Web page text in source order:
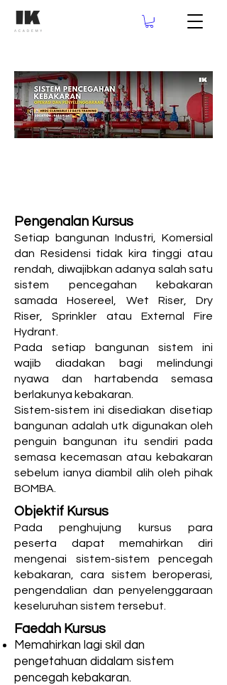
Pengenalan Kursus
Setiap bangunan Industri, Komersial
dan Residensi tidak kira tinggi atau
rendah, diwajibkan adanya salah satu
sistem pencegahan kebakaran
samada Hosereel, Wet Riser, Dry
Riser, Sprinkler atau External Fire
Hydrant.
Pada setiap bangunan sistem ini
wajib diadakan bagi melindungi
nyawa dan hartabenda semasa
berlakunya kebakaran.
Sistem-sistem ini disediakan disetiap
bangunan adalah utk digunakan oleh
penguin bangunan itu sendiri pada
semasa kecemasan atau kebakaran
sebelum ianya diambil alih oleh pihak
BOMBA.
Objektif Kursus
Pada penghujung kursus para
peserta dapat memahirkan diri
mengenai sistem-sistem pencegah
kebakaran, cara sistem beroperasi,
pengendalian dan penyelenggaraan
keseluruhan sistem tersebut.
Faedah Kursus
Memahirkan lagi skil dan
pengetahuan didalam sistem
pencegah kebakaran.